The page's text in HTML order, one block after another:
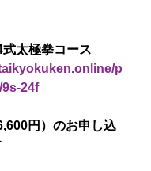
太極拳コース
p
24f
円）のお申し込